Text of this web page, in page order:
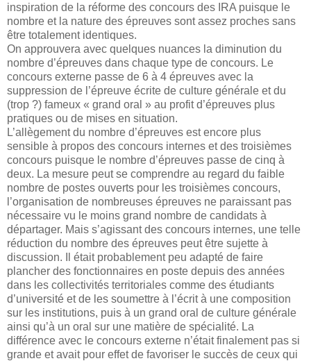
inspiration de la réforme des concours des IRA puisque le
nombre et la nature des épreuves sont assez proches sans
être totalement identiques.
On approuvera avec quelques nuances la diminution du
nombre d’épreuves dans chaque type de concours. Le
concours externe passe de 6 à 4 épreuves avec la
suppression de l’épreuve écrite de culture générale et du
(trop ?) fameux « grand oral » au profit d’épreuves plus
pratiques ou de mises en situation.
L’allègement du nombre d’épreuves est encore plus
sensible à propos des concours internes et des troisièmes
concours puisque le nombre d’épreuves passe de cinq à
deux. La mesure peut se comprendre au regard du faible
nombre de postes ouverts pour les troisièmes concours,
l’organisation de nombreuses épreuves ne paraissant pas
nécessaire vu le moins grand nombre de candidats à
départager. Mais s’agissant des concours internes, une telle
réduction du nombre des épreuves peut être sujette à
discussion. Il était probablement peu adapté de faire
plancher des fonctionnaires en poste depuis des années
dans les collectivités territoriales comme des étudiants
d’université et de les soumettre à l’écrit à une composition
sur les institutions, puis à un grand oral de culture générale
ainsi qu’à un oral sur une matière de spécialité. La
différence avec le concours externe n’était finalement pas si
grande et avait pour effet de favoriser le succès de ceux qui